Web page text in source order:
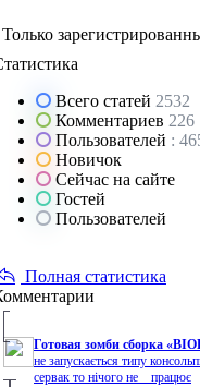
Только
Всего статей 2532
Комментариев 226
Пользователей :
Новичок
Сейчас на сайте
Гостей
Пользователей
Полная статистика
Готовая зомби сборка
не запускається типу
сервак то нічого не працює